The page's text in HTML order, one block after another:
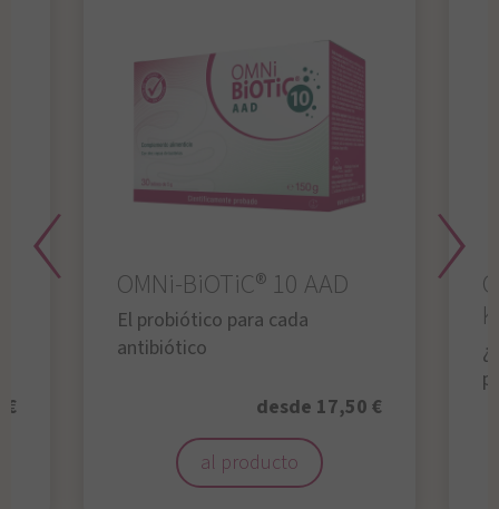
€
OMNi-BiOTiC® 10 AAD
El probiótico para cada
antibiótico
desde 17,50 €
al producto